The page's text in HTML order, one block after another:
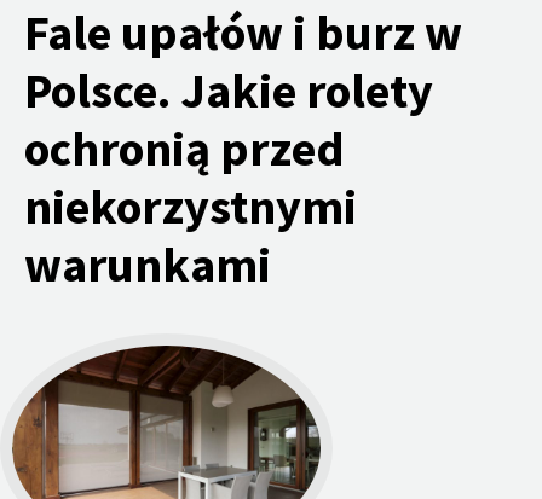
Fale upałów i burz w
Polsce. Jakie rolety
ochronią przed
niekorzystnymi
warunkami